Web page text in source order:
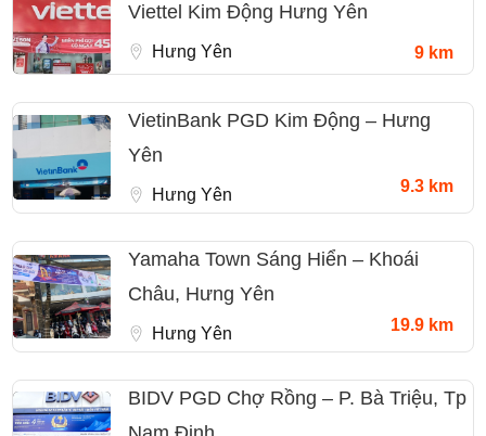
Viettel Kim Động Hưng Yên
Hưng Yên 9 km
VietinBank PGD Kim Động – Hưng
Yên
Hưng Yên 9.3 km
Yamaha Town Sáng Hiển – Khoái
Châu, Hưng Yên
Hưng Yên 19.9 km
BIDV PGD Chợ Rồng – P. Bà Triệu, Tp